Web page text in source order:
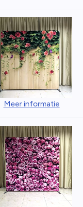
Meer informatie